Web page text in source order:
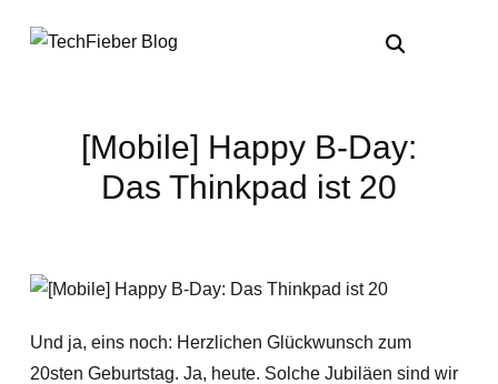
[Mobile] Happy B-Day:
Das Thinkpad ist 20
Und ja, eins noch: Herzlichen Glückwunsch zum
20sten Geburtstag. Ja, heute. Solche Jubiläen sind wir